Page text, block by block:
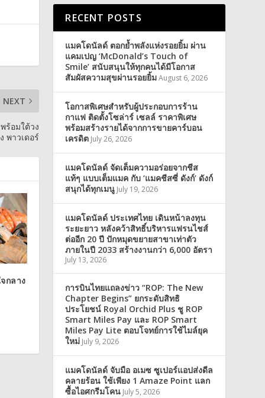
NEXT
ร้อมใต้วง
พาวเดอร์
กลาง
RECENT POSTS
แมคโดนัลด์ ตอกย้ำพลังแห่งรอยยิ้ม ผ่าน
แคมเปญ ‘McDonald’s Touch of
Smile’ สนับสนุนให้ทุกคนได้มีโอกาส
สัมผัสความสุขผ่านรอยยิ้มAugust 6, 2026
โอกาสพิเศษสำหรับผู้ประกอบการร้าน
กาแฟ ติดตั้งโซล่าร์ เซลล์ ราคาพิเศษ
พร้อมสร้างรายได้จากการขายคาร์บอน
เครดิต July 26, 2026
แมคโดนัลด์ จัดเต็มความอร่อยจากชีส
แท้ๆ แบบเต็มแมค กับ ‘แมคชีสซี่ ดังก์’ ดังก์
สนุกได้ทุกเมนู July 19, 2026
แมคโดนัลด์ ประเทศไทย เดินหน้าลงทุน
ระยะยาว หลังคว้าสิทธิ์บริหารแฟรนไชส์
ต่ออีก 20 ปี ปักหมุดขยายสาขาเท่าตัว
ภายในปี 2033 สร้างงานกว่า 6,000 อัตรา
July 13, 2026
การบินไทยแถลงข่าว “ROP: The New
Chapter Begins” ยกระดับสิทธิ
ประโยชน์ Royal Orchid Plus ชู ROP
Smart Miles Pay และ ROP Smart
Miles Pay Lite ตอบโจทย์การใช้ไมล์ยุค
ใหม่ July 9, 2026
แมคโดนัลด์ จับมือ อเมซ ซูเปอร์แอปส่งดีล
คลายร้อน ใช้เพียง 1 Amaze Point แลก
ซื้อไอศกรีมโคน July 5, 2026